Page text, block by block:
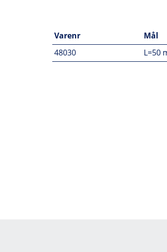
Varenr Mål
48030
L=50